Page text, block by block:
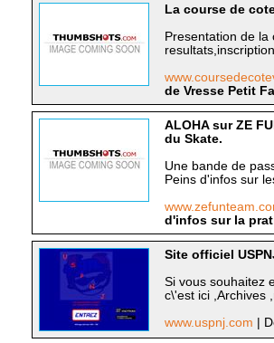
La course de
Presentation de
de Vresse Petit
ALOHA sur ZE
du Skate.
Une bande de
Peins d'infos sur
d'infos sur la
Site officiel
Si vous souhaitez
c\'est ici ,Archives
www.uspnj.com
|